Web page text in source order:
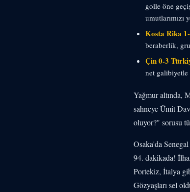
golle öne
umutlarımızı
Kosta Rika
beraberlik,
Çin 0-3
net galibiyetle
Yağmur altında,
sahneye Ümit
oluyor?" sorusu
Osaka'da
94. dakikada!
Portekiz, İtalya
Gözyaşları sel